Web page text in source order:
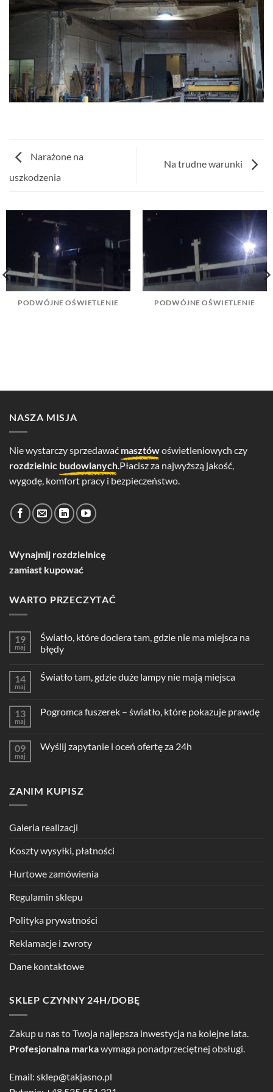
Narażone na
uszkodzenia
Na trudne warunki
PODWÓJNE OŚWIETLENIE PODWÓJNE OŚWIETLENIE
NASZA MISJA
Nie wystarczy sprzedawać masztówoświetleniowych czy
rozdzielnic budowlanych.Płacisz za najwyższą jakość,
wygodę, komfort pracy i bezpieczeństwo.
Wynajmij rozdzielnicę
zamiast kupować
WARTO PRZECZYTAĆ
19
maj
Światło, które dociera tam, gdzie nie ma miejsca na
błędy
14
maj
Światło tam, gdzie duże lampy nie mają miejsca
13
maj
Pogromca fuszerek – światło, które pokazuje prawdę
09
maj
Wyślij zapytanie i oceń ofertę za 24h
ZANIM KUPISZ
Galeria realizacji
Koszty wysyłki, płatności
Hurtowe zamówienia
Regulamin sklepu
Polityka prywatności
Reklamacje i zwroty
Dane kontaktowe
SKLEP CZYNNY 24H/DOBĘ
Zakup u nas to Twoja najlepsza inwestycja na kolejne lata.
Profesjonalna markawymaga ponadprzeciętnej obsługi.
Email: sklep@takjasno.pl